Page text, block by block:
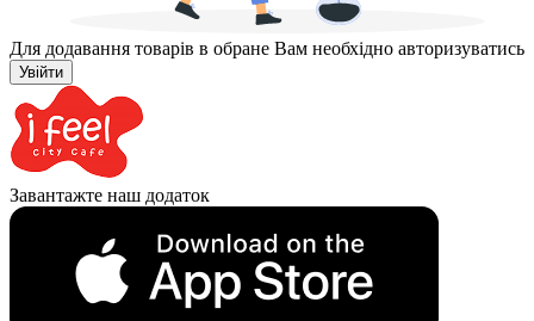
Для додавання товарів в обране Вам необхідно авторизуватись
Увійти
Завантажте наш додаток